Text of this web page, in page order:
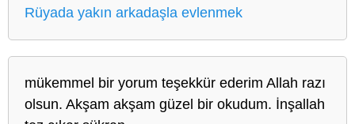
Rüyada yakın arkadaşla evlenmek
mükemmel bir yorum teşekkür ederim Allah razı
olsun. Akşam akşam güzel bir okudum. İnşallah